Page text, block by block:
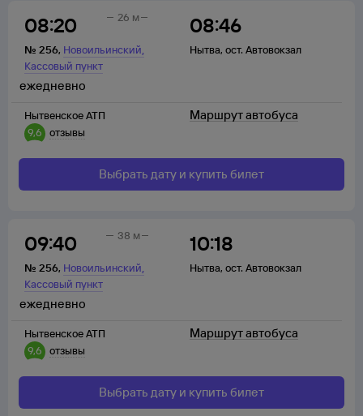
08:20
№ 256, Новоильинский,
Кассовый пункт
08:46
Нытва, ост. Автовокзал
26 м
Нытвенское АТП
9,6
отзывы
ежедневно
Маршрут автобуса
Выбрать дату и купить билет
09:40
№ 256, Новоильинский,
Кассовый пункт
10:18
Нытва, ост. Автовокзал
38 м
Нытвенское АТП
9,6
отзывы
ежедневно
Маршрут автобуса
Выбрать дату и купить билет